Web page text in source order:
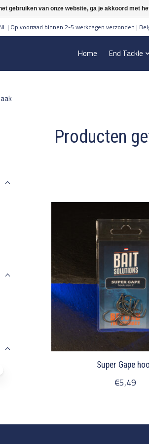
| Op voorraad binnen 2-5 werkdagen verzonden |
Home End Tackle
Producten
Super Gape
€5,49
gebruiken van onze website, ga je akkoord met